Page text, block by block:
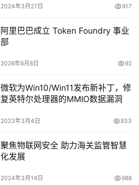
2024年3月27日 917
阿里巴巴成立 Token Foundry 事业
部
2026年6月8日 92
微软为Win10/Win11发布新补丁，修
复英特尔处理器的MMIO数据漏洞
2023年3月4日 833
聚焦物联网安全 助力海关监管智慧
化发展
2024年3月14日 988